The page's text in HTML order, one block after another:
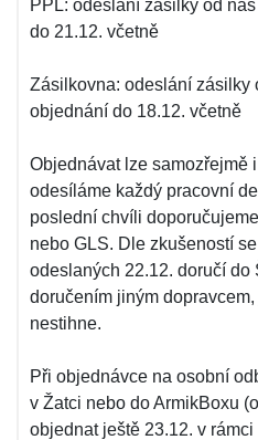
PPL: odeslání zásilky od
do 21.12. včetně
Zásilkovna: odeslání zásilky
objednání do 18.12. včetně
Objednávat lze samozřejmě
odesíláme každý pracovní
poslední chvíli
nebo GLS. Dle zkušeností
odeslaných 22.12. doručí do
doručením jiným
nestihne.
Při objednávce na osobní
v Žatci nebo do ArmikBoxu
objednat ještě 23.12. v